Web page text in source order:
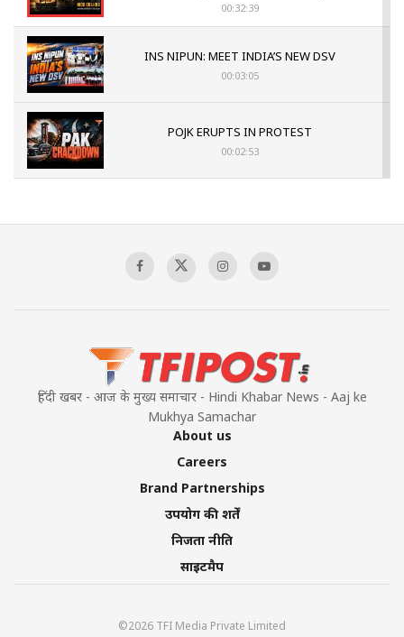
00:32:39
INS NIPUN: MEET INDIA’S NEW DSV
00:03:05
POJK ERUPTS IN PROTEST
00:02:53
Sagar
हिंदी खबर - आज के मुख्य समाचार - Hindi Khabar News - Aaj ke
Mukhya Samachar
About us
Careers
Brand Partnerships
उपयोग की शर्तें
निजता नीति
साइटमैप
©2026 TFI Media Private Limited